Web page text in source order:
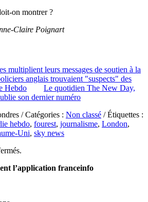
on montrer ?
Claire Poignart
multiplient leurs messages de soutien à la
anglais trouvaient "suspects" des
Hebdo
Le quotidien The New Day,
son dernier numéro
/ Catégories : Non classé / Étiquettes :
hebdo, fourest, journalisme, London,
Uni, sky news
l’application franceinfo